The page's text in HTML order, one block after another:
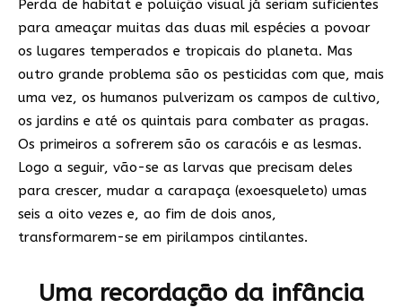
Perda de habitat e poluição visual já seriam suficientes
para ameaçar muitas das duas mil espécies a povoar
os lugares temperados e tropicais do planeta. Mas
outro grande problema são os pesticidas com que, mais
uma vez, os humanos pulverizam os campos de cultivo,
os jardins e até os quintais para combater as pragas.
Os primeiros a sofrerem são os caracóis e as lesmas.
Logo a seguir, vão-se as larvas que precisam deles
para crescer, mudar a carapaça (exoesqueleto) umas
seis a oito vezes e, ao fim de dois anos,
transformarem-se em pirilampos cintilantes.
Uma recordação da infância